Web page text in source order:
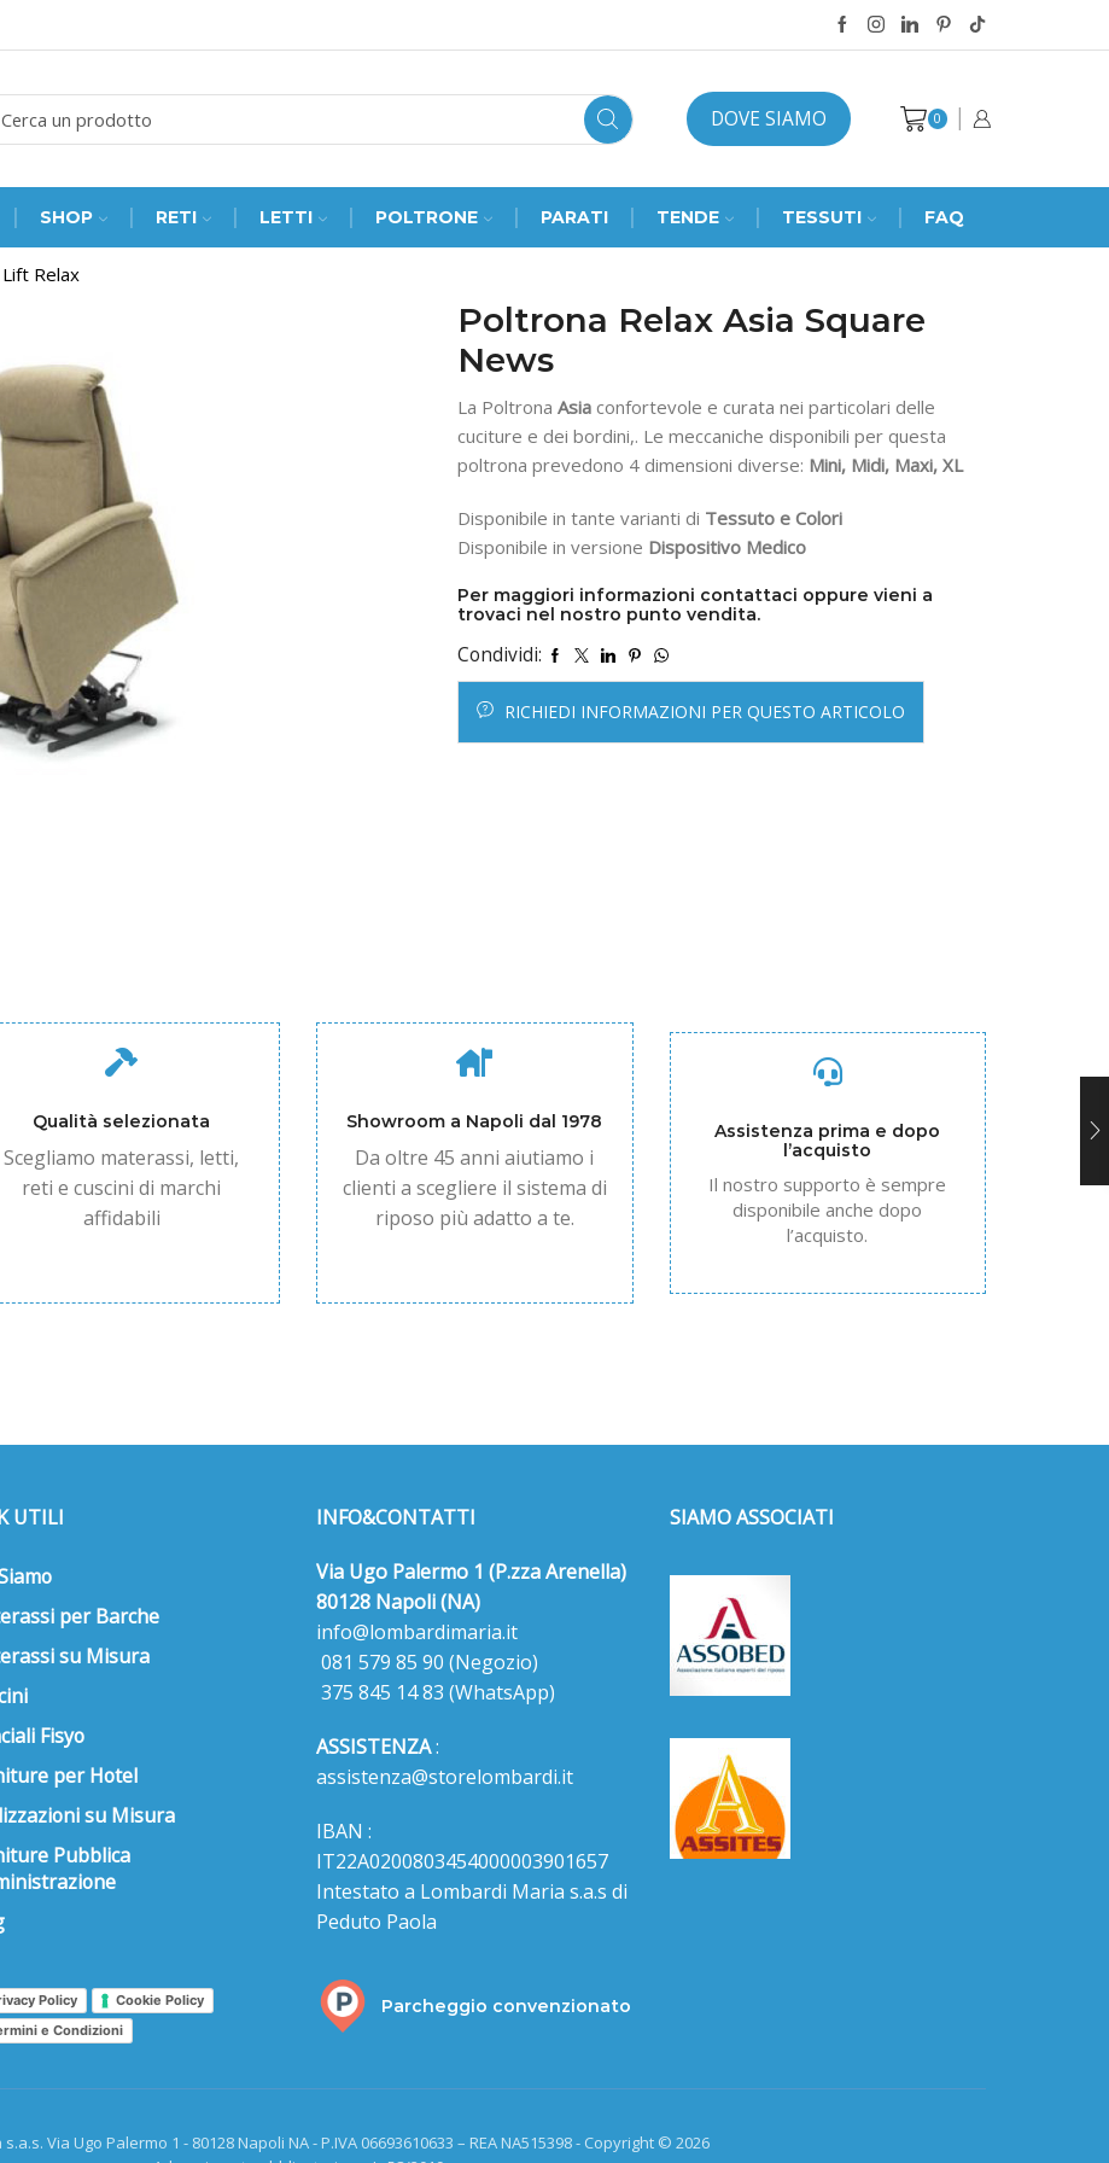
DOVE SIAMO 0
SHOP RETI LETTI POLTRONE PARATI TENDE TESSUTI FAQ
Relax
Poltrona Relax Asia Square
News
La Poltrona Asia confortevole e curata nei particolari delle
cuciture e dei bordini,. Le meccaniche disponibili per questa
poltrona prevedono 4 dimensioni diverse: Mini, Midi, Maxi, XL
Disponibile in tante varianti di Tessuto e Colori
Disponibile in versione Dispositivo Medico
Per maggiori informazioni contattaci oppure vieni a
trovaci nel nostro punto vendita.
Condividi:
RICHIEDI INFORMAZIONI PER QUESTO ARTICOLO
Qualità selezionata
Scegliamo materassi, letti,
reti e cuscini di marchi
affidabili
Showroom a Napoli dal 1978
Da oltre 45 anni aiutiamo i
clienti a scegliere il sistema di
riposo più adatto a te.
Assistenza prima e dopo
l’acquisto
Il nostro supporto è sempre
disponibile anche dopo
l’acquisto.
UTILI
per Barche
su Misura
Fisyo
per Hotel
su Misura
Pubblica
Policy
Cookie Policy
e Condizioni
INFO&CONTATTI
Via Ugo Palermo 1 (P.zza Arenella)
80128 Napoli (NA)
info@lombardimaria.it
081 579 85 90 (Negozio)
375 845 14 83 (WhatsApp)
ASSISTENZA:
assistenza@storelombardi.it
IBAN :
IT22A0200803454000003901657
Intestato a Lombardi Maria s.a.s di
Peduto Paola
Parcheggio convenzionato
SIAMO ASSOCIATI
Via Ugo Palermo 1 - 80128 Napoli NA - P.IVA 06693610633 – REA NA515398 - Copyright © 2026